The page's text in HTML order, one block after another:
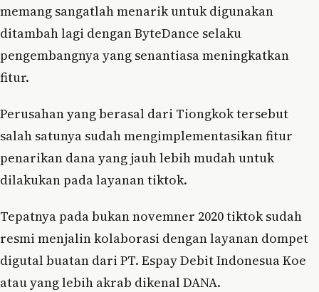
memang sangatlah menarik untuk digunakan
ditambah lagi dengan ByteDance selaku
pengembangnya yang senantiasa meningkatkan
fitur.
Perusahan yang berasal dari Tiongkok tersebut
salah satunya sudah mengimplementasikan fitur
penarikan dana yang jauh lebih mudah untuk
dilakukan pada layanan tiktok.
Tepatnya pada bukan novemner 2020 tiktok sudah
resmi menjalin kolaborasi dengan layanan dompet
digutal buatan dari PT. Espay Debit Indonesua Koe
atau yang lebih akrab dikenal DANA.